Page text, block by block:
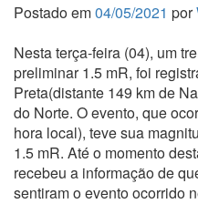
Postado em04/05/2021 por
Nesta terça-feira (04), um
preliminar 1.5 mR, foi
Preta(distante 149 km de
do Norte. O evento, que
hora local), teve sua
1.5 mR. Até o momento
recebeu a informação de
sentiram o evento ocorrido